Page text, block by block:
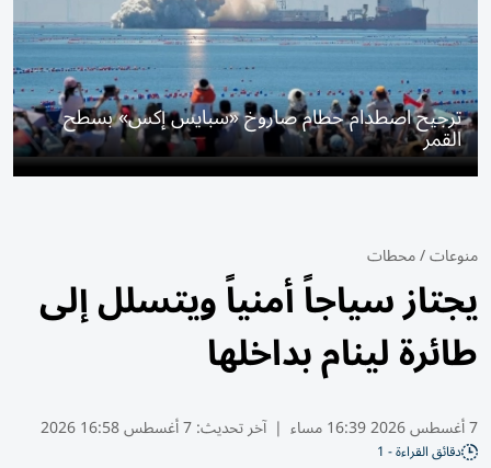
ترجيح اصطدام حطام صاروخ «سبايس إكس» بسطح
القمر
منوعات/محطات
يجتاز سياجاً أمنياً ويتسلل إلى
طائرة لينام بداخلها
7 أغسطس 2026 16:39 مساء | آخر تحديث:7 أغسطس 16:58 2026
دقائق القراءة - 1